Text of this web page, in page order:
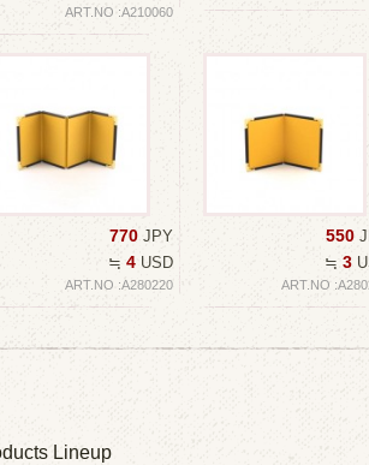
ART.NO :A210060
770 JPY
≒ 4 USD
ART.NO :A280220
550
≒ 3
ART.NO
Lineup